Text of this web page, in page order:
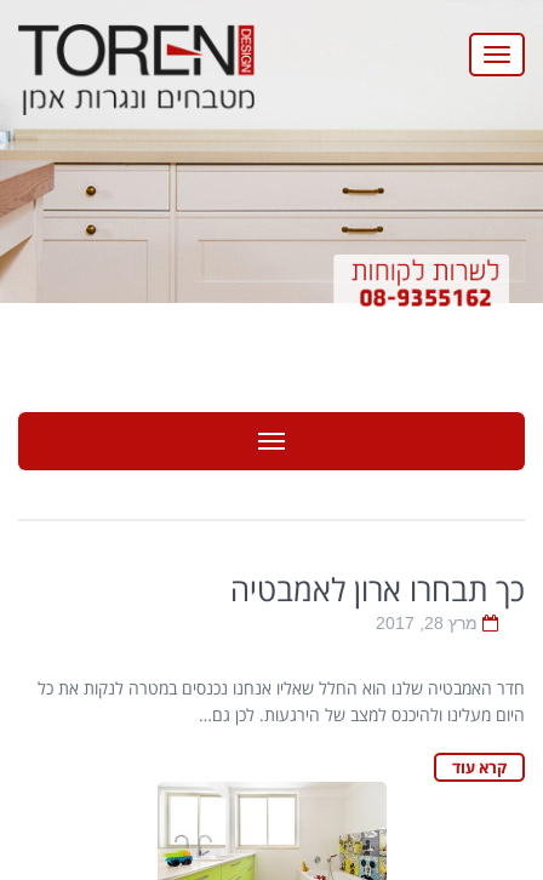
Toggle
navigation
Toggle navigation
כך תבחרו ארון לאמבטיה
מרץ 28, 2017
חדר האמבטיה שלנו הוא החלל שאליו אנחנו נכנסים במטרה לנקות את כל
היום מעלינו ולהיכנס למצב של הירגעות. לכן גם…
קרא עוד